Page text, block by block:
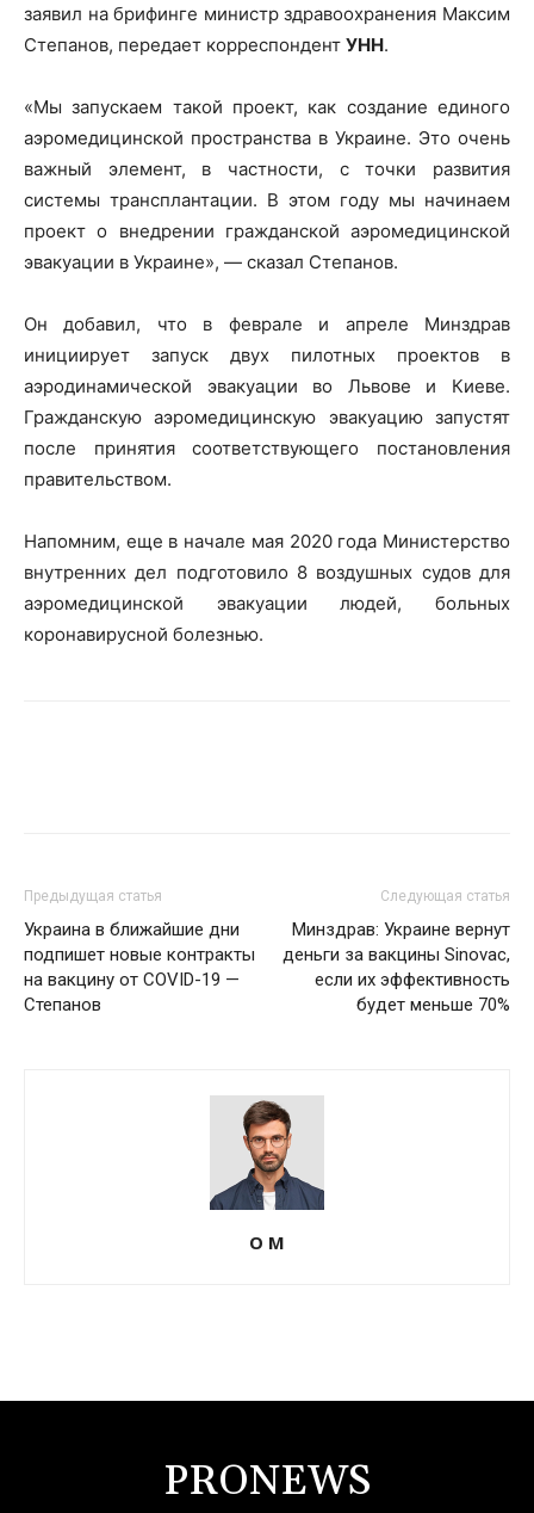
заявил на брифинге министр здравоохранения Максим
Степанов, передает корреспондент УНН.
«Мы запускаем такой проект, как создание единого
аэромедицинской пространства в Украине. Это очень
важный элемент, в частности, с точки развития
системы трансплантации. В этом году мы начинаем
проект о внедрении гражданской аэромедицинской
эвакуации в Украине», — сказал Степанов.
Он добавил, что в феврале и апреле Минздрав
инициирует запуск двух пилотных проектов в
аэродинамической эвакуации во Львове и Киеве.
Гражданскую аэромедицинскую эвакуацию запустят
после принятия соответствующего постановления
правительством.
Напомним, еще в начале мая 2020 года Министерство
внутренних дел подготовило 8 воздушных судов для
аэромедицинской эвакуации людей, больных
коронавирусной болезнью.
Предыдущая статья
Украина в ближайшие дни
подпишет новые контракты
на вакцину от COVID-19 —
Степанов
Следующая статья
Минздрав: Украине вернут
деньги за вакцины Sinovac,
если их эффективность
будет меньше 70%
О М
PRONEWS